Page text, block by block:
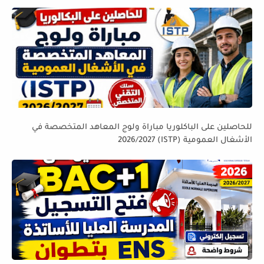
للحاصلين على الباكلوريا مباراة ولوج المعاهد المتخصصة في
الأشغال العمومية (ISTP) 2026/2027